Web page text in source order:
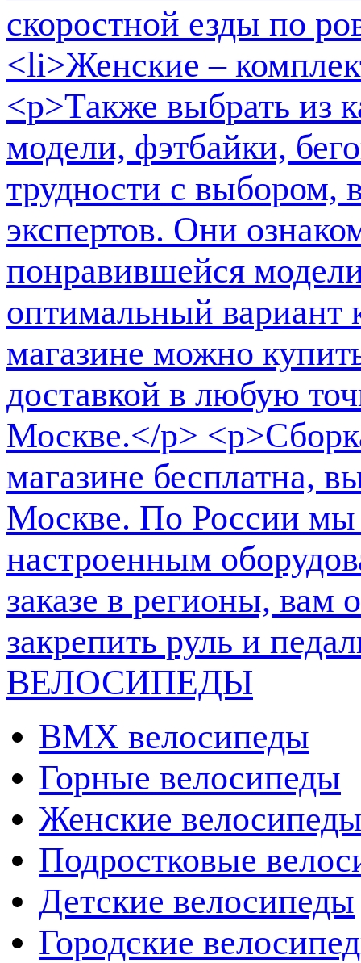
ВЕЛОСИПЕДЫ
BMX велосипеды
Горные велосипеды
Женские
Подростковые
Детские велосипеды
Городские